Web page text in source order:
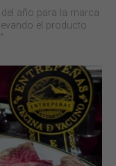
año para la marca
el producto